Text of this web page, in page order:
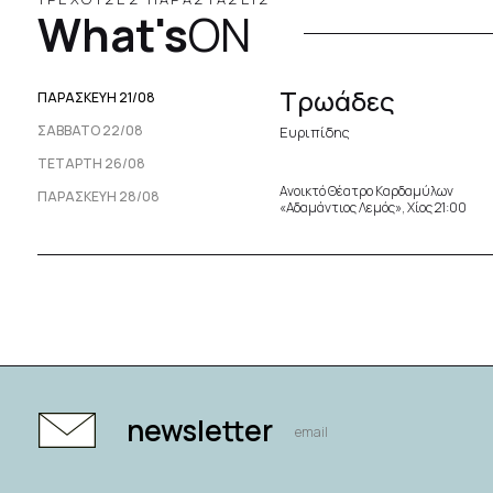
What'sON
ΠΑΡΑΣΚΕΥΉ 21/08
ΣΆΒΒΑΤΟ 22/08
ΤΕΤΆΡΤΗ 26/08
ΠΑΡΑΣΚΕΥΉ 28/08
Τρωάδες
Ευριπίδης
Ανοικτό Θέατρο Καρδαμύλων
«Αδαμάντιος Λεμός», Χίος 21:00
newsletter